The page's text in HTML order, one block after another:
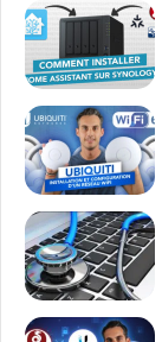
s
e
m
a